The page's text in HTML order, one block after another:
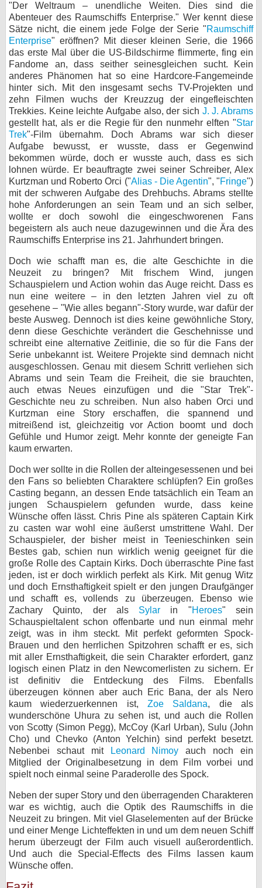
"Der Weltraum – unendliche Weiten. Dies sind die
Abenteuer des Raumschiffs Enterprise." Wer kennt diese
Sätze nicht, die einem jede Folge der Serie "Raumschiff
Enterprise" eröffnen? Mit dieser kleinen Serie, die 1966
das erste Mal über die US-Bildschirme flimmerte, fing ein
Fandome an, dass seither seinesgleichen sucht. Kein
anderes Phänomen hat so eine Hardcore-Fangemeinde
hinter sich. Mit den insgesamt sechs TV-Projekten und
zehn Filmen wuchs der Kreuzzug der eingefleischten
Trekkies. Keine leichte Aufgabe also, der sich J. J. Abrams
gestellt hat, als er die Regie für den nunmehr elften "Star
Trek"-Film übernahm. Doch Abrams war sich dieser
Aufgabe bewusst, er wusste, dass er Gegenwind
bekommen würde, doch er wusste auch, dass es sich
lohnen würde. Er beauftragte zwei seiner Schreiber, Alex
Kurtzman und Roberto Orci ("Alias - Die Agentin", "Fringe")
mit der schweren Aufgabe des Drehbuchs. Abrams stellte
hohe Anforderungen an sein Team und an sich selber,
wollte er doch sowohl die eingeschworenen Fans
begeistern als auch neue dazugewinnen und die Ära des
Raumschiffs Enterprise ins 21. Jahrhundert bringen.
Doch wie schafft man es, die alte Geschichte in die
Neuzeit zu bringen? Mit frischem Wind, jungen
Schauspielern und Action wohin das Auge reicht. Dass es
nun eine weitere – in den letzten Jahren viel zu oft
gesehene – "Wie alles begann"-Story wurde, war dafür der
beste Ausweg. Dennoch ist dies keine gewöhnliche Story,
denn diese Geschichte verändert die Geschehnisse und
schreibt eine alternative Zeitlinie, die so für die Fans der
Serie unbekannt ist. Weitere Projekte sind demnach nicht
ausgeschlossen. Genau mit diesem Schritt verliehen sich
Abrams und sein Team die Freiheit, die sie brauchten,
auch etwas Neues einzufügen und die "Star Trek"-
Geschichte neu zu schreiben. Nun also haben Orci und
Kurtzman eine Story erschaffen, die spannend und
mitreißend ist, gleichzeitig vor Action boomt und doch
Gefühle und Humor zeigt. Mehr konnte der geneigte Fan
kaum erwarten.
Doch wer sollte in die Rollen der alteingesessenen und bei
den Fans so beliebten Charaktere schlüpfen? Ein großes
Casting begann, an dessen Ende tatsächlich ein Team an
jungen Schauspielern gefunden wurde, dass keine
Wünsche offen lässt. Chris Pine als späteren Captain Kirk
zu casten war wohl eine äußerst umstrittene Wahl. Der
Schauspieler, der bisher meist in Teenieschinken sein
Bestes gab, schien nun wirklich wenig geeignet für die
große Rolle des Captain Kirks. Doch überraschte Pine fast
jeden, ist er doch wirklich perfekt als Kirk. Mit genug Witz
und doch Ernsthaftigkeit spielt er den jungen Draufgänger
und schafft es, vollends zu überzeugen. Ebenso wie
Zachary Quinto, der als Sylar in "Heroes" sein
Schauspieltalent schon offenbarte und nun einmal mehr
zeigt, was in ihm steckt. Mit perfekt geformten Spock-
Brauen und den herrlichen Spitzohren schafft er es, sich
mit aller Ernsthaftigkeit, die sein Charakter erfordert, ganz
logisch einen Platz in den Newcomerlisten zu sichern. Er
ist definitiv die Entdeckung des Films. Ebenfalls
überzeugen können aber auch Eric Bana, der als Nero
kaum wiederzuerkennen ist, Zoe Saldana, die als
wunderschöne Uhura zu sehen ist, und auch die Rollen
von Scotty (Simon Pegg), McCoy (Karl Urban), Sulu (John
Cho) und Chevko (Anton Yelchin) sind perfekt besetzt.
Nebenbei schaut mit
Leonard Nimoy auch noch ein
Mitglied der Originalbesetzung in dem Film vorbei und
spielt noch einmal seine Paraderolle des Spock.
Neben der super Story und den überragenden Charakteren
war es wichtig, auch die Optik des Raumschiffs in die
Neuzeit zu bringen. Mit viel Glaselementen auf der Brücke
und einer Menge Lichteffekten in und um dem neuen Schiff
herum überzeugt der Film auch visuell außerordentlich.
Und auch die Special-Effects des Films lassen kaum
Wünsche offen.